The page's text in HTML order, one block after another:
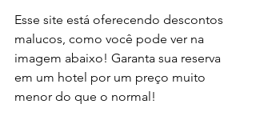
Esse site está oferecendo descontos
malucos, como você pode ver na
imagem abaixo! Garanta sua reserva
em um hotel por um preço muito
menor do que o normal!